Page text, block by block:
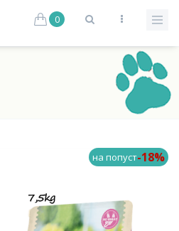
0
на попуст-18%